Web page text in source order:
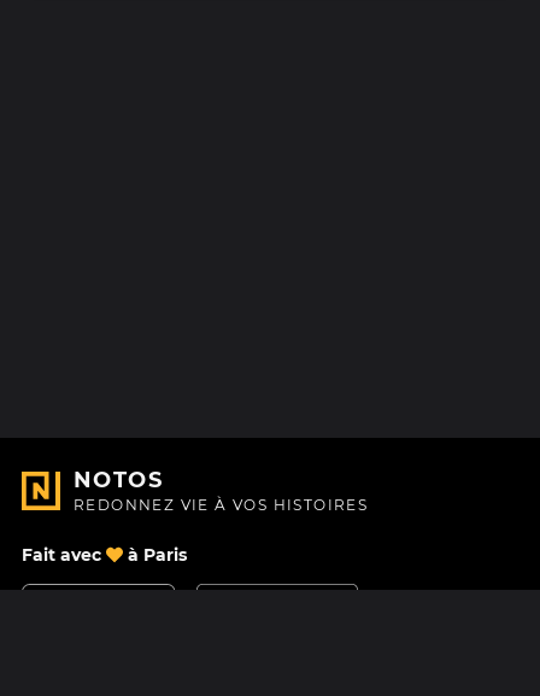
NOTOS
REDONNEZ VIE À VOS HISTOIRES
Fait avec à Paris